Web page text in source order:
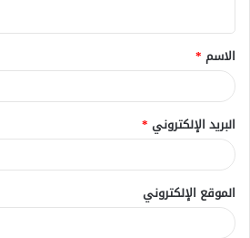
ق
*
الاسم *
البريد الإلكتروني *
الموقع الإلكتروني